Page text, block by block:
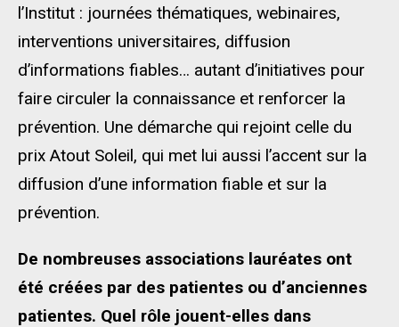
l’Institut : journées thématiques, webinaires,
interventions universitaires, diffusion
d’informations fiables… autant d’initiatives pour
faire circuler la connaissance et renforcer la
prévention. Une démarche qui rejoint celle du
prix Atout Soleil, qui met lui aussi l’accent sur la
diffusion d’une information fiable et sur la
prévention.
De nombreuses associations lauréates ont
été créées par des patientes ou d’anciennes
patientes. Quel rôle jouent-elles dans